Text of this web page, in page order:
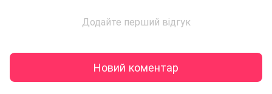
Додайте перший відгук
Новий коментар